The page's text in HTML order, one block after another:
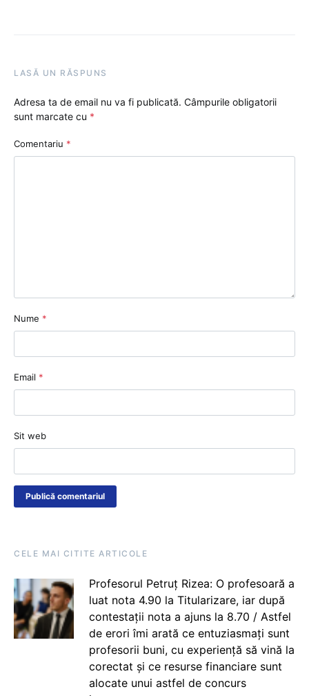
LASĂ UN RĂSPUNS
Adresa ta de email nu va fi publicată. Câmpurile obligatorii
sunt marcate cu *
Comentariu *
Nume *
Email *
Sit web
CELE MAI CITITE ARTICOLE
Profesorul Petruț Rizea: O profesoară a
luat nota 4.90 la Titularizare, iar după
contestații nota a ajuns la 8.70 / Astfel
de erori îmi arată ce entuziasmați sunt
profesorii buni, cu experiență să vină la
corectat și ce resurse financiare sunt
alocate unui astfel de concurs